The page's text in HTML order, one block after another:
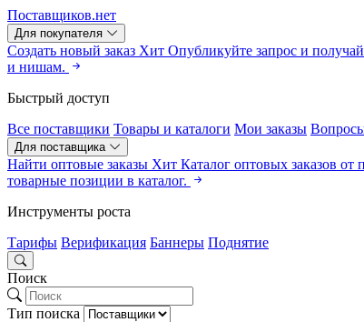
Поставщиков.нет
Для покупателя
Создать новый заказ Хит Опубликуйте запрос и
и нишам.
Быстрый доступ
Все поставщики Товары и каталоги Мои заказы
Для поставщика
Найти оптовые заказы Хит Каталог оптовых заказов от
товарные позиции в каталог.
Инструменты роста
Тарифы Верификация Баннеры Поднятие
Поиск
Тип поиска